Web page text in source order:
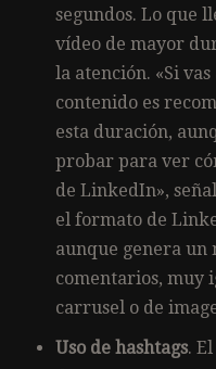
segundos. Lo que
vídeo de mayor
la atención. «Si
contenido es
esta duración,
probar para ver
de LinkedIn»,
el formato de
aunque genera un
comentarios, muy
carrusel o de
Uso de hashtags.